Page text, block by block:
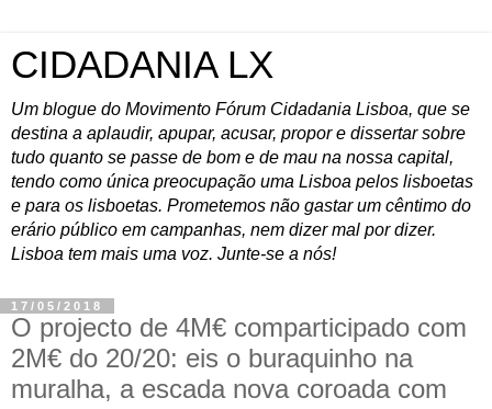
CIDADANIA LX
Um blogue do Movimento Fórum Cidadania Lisboa, que se
destina a aplaudir, apupar, acusar, propor e dissertar sobre
tudo quanto se passe de bom e de mau na nossa capital,
tendo como única preocupação uma Lisboa pelos lisboetas
e para os lisboetas. Prometemos não gastar um cêntimo do
erário público em campanhas, nem dizer mal por dizer.
Lisboa tem mais uma voz. Junte-se a nós!
17/05/2018
O projecto de 4M€ comparticipado com
2M€ do 20/20: eis o buraquinho na
muralha, a escada nova coroada com